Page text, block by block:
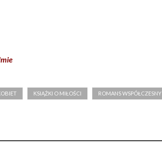
KSIĄŻKI O MIŁOŚCI ROMANS WSPÓŁCZESNY